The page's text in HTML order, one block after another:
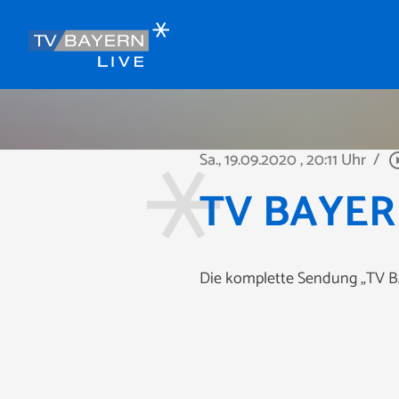
Sa., 19.09.2020, 20:11 Uhr /
TV
Die komplette Sendung „TV